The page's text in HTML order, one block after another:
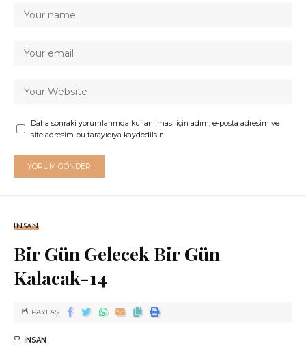
Daha sonraki yorumlarımda kullanılması için adım, e-posta adresim ve
site adresim bu tarayıcıya kaydedilsin.
İNSAN
Bir Gün Gelecek Bir Gün
Kalacak-14
İNSAN
PAYLAŞ